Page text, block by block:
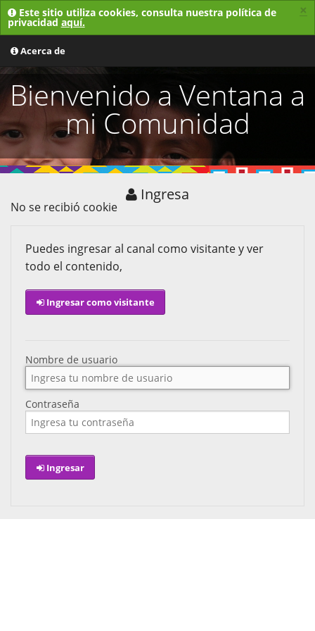
Este sitio utiliza cookies, consulta nuestra política de
privacidad aquí.
×
MENU
Acerca de
Bienvenido a Ventana a
mi Comunidad
Ingresa
No se recibió cookie
Puedes ingresar al canal como visitante y ver
todo el contenido,
Ingresar como visitante
Nombre de usuario
Contraseña
Ingresar